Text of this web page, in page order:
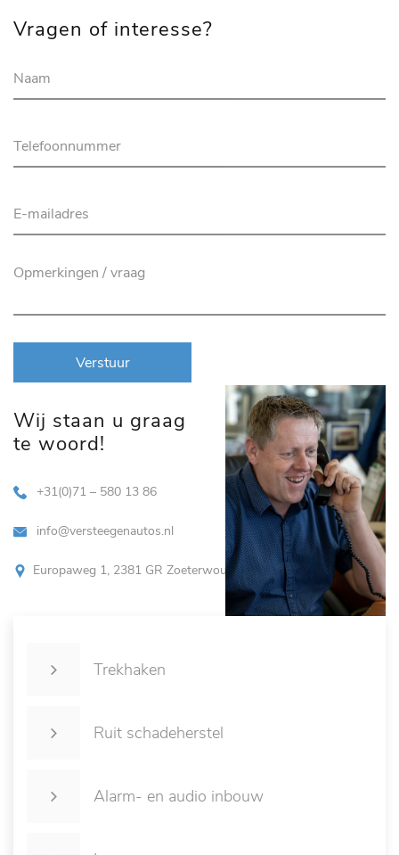
Vragen of interesse?
Verstuur
Wij staan u graag
te woord!
+31(0)71 – 580 13 86
info@versteegenautos.nl
Europaweg 1, 2381 GR Zoeterwoude
Trekhaken
Ruit schadeherstel
Alarm- en audio inbouw